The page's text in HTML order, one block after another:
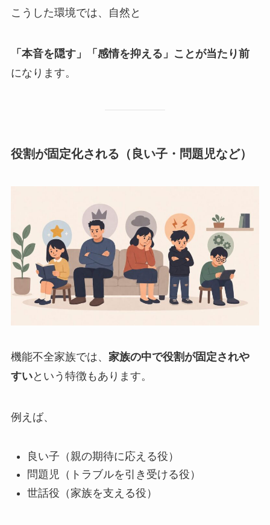
こうした環境では、自然と
「本音を隠す」「感情を抑える」ことが当たり前
になります。
役割が固定化される（良い子・問題児など）
機能不全家族では、 家族の中で役割が固定されや
すいという特徴もあります。
例えば、
良い子（親の期待に応える役）
問題児（トラブルを引き受ける役）
世話役（家族を支える役）